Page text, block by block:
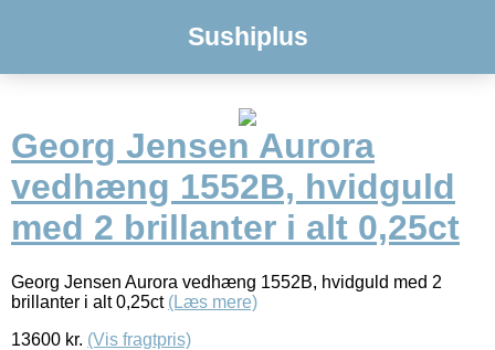
Sushiplus
Georg Jensen Aurora
vedhæng 1552B, hvidguld
med 2 brillanter i alt 0,25ct
Georg Jensen Aurora vedhæng 1552B, hvidguld med 2
brillanter i alt 0,25ct (Læs mere)
13600 kr. (Vis fragtpris)